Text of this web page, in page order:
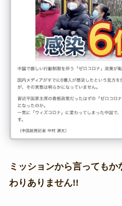
ミッションから言っても
わりありません!!